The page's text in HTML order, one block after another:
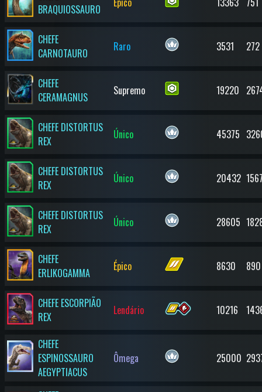
BRAQUIOSSAURO
CHEFE
CARNOTAURO
Raro 3531 272
CHEFE
CERAMAGNUS
Supremo 19220
CHEFE DISTORTUS
REX
Único 45375
CHEFE DISTORTUS
REX
Único 20432
CHEFE DISTORTUS
REX
Único 28605
CHEFE
ERLIKOGAMMA
Épico 8630 890
CHEFE ESCORPIÃO
REX
Lendário 10216
CHEFE
ESPINOSSAURO
AEGYPTIACUS
Ômega 25000